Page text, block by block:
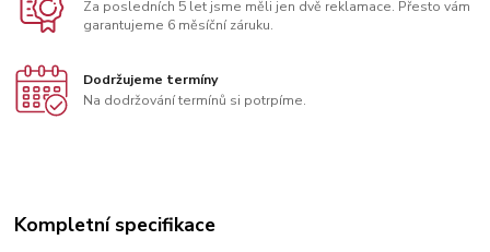
Za posledních 5 let jsme měli jen dvě reklamace. Přesto vám
garantujeme 6 měsíční záruku.
Dodržujeme termíny
Na dodržování termínů si potrpíme.
Kompletní specifikace